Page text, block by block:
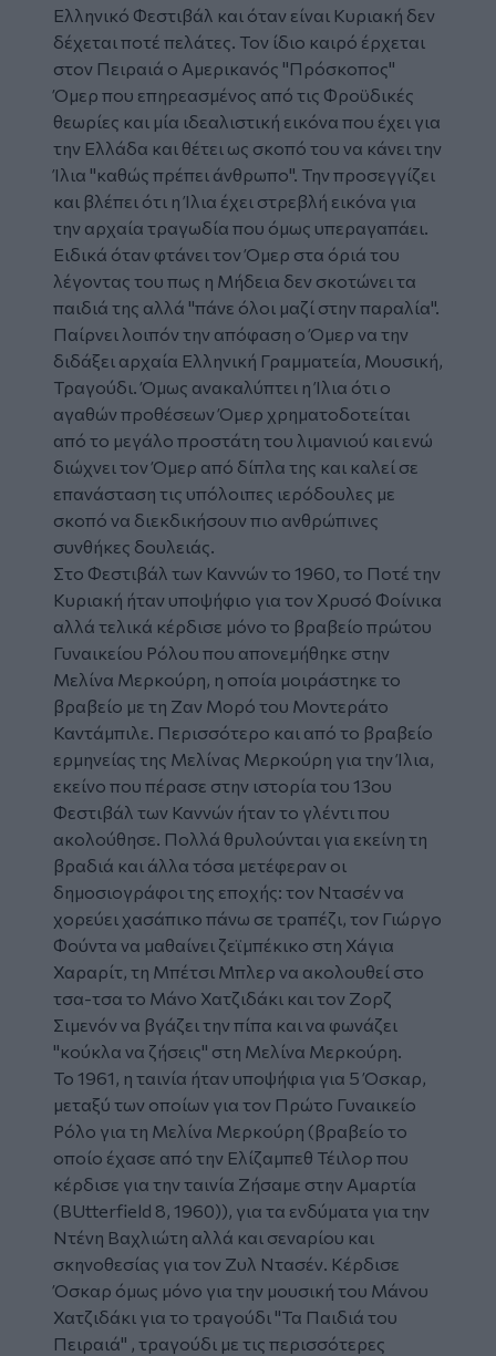
Ελληνικό Φεστιβάλ και όταν είναι Κυριακή δεν
δέχεται ποτέ πελάτες. Τον ίδιο καιρό έρχεται
στον Πειραιά ο Αμερικανός "Πρόσκοπος"
Όμερ που επηρεασμένος από τις Φροϋδικές
θεωρίες και μία ιδεαλιστική εικόνα που έχει για
την Ελλάδα και θέτει ως σκοπό του να κάνει την
Ίλια "καθώς πρέπει άνθρωπο". Την προσεγγίζει
και βλέπει ότι η Ίλια έχει στρεβλή εικόνα για
την αρχαία τραγωδία που όμως υπεραγαπάει.
Ειδικά όταν φτάνει τον Όμερ στα όριά του
λέγοντας του πως η Μήδεια δεν σκοτώνει τα
παιδιά της αλλά "πάνε όλοι μαζί στην παραλία".
Παίρνει λοιπόν την απόφαση ο Όμερ να την
διδάξει αρχαία Ελληνική Γραμματεία, Μουσική,
Τραγούδι. Όμως ανακαλύπτει η Ίλια ότι ο
αγαθών προθέσεων Όμερ χρηματοδοτείται
από το μεγάλο προστάτη του λιμανιού και ενώ
διώχνει τον Όμερ από δίπλα της και καλεί σε
επανάσταση τις υπόλοιπες ιερόδουλες με
σκοπό να διεκδικήσουν πιο ανθρώπινες
συνθήκες δουλειάς.
Στο Φεστιβάλ των Καννών το 1960, το Ποτέ την
Κυριακή ήταν υποψήφιο για τον Χρυσό Φοίνικα
αλλά τελικά κέρδισε μόνο το βραβείο πρώτου
Γυναικείου Ρόλου που απονεμήθηκε στην
Μελίνα Μερκούρη, η οποία μοιράστηκε το
βραβείο με τη Ζαν Μορό του Μοντεράτο
Καντάμπιλε. Περισσότερο και από το βραβείο
ερμηνείας της Μελίνας Μερκούρη για την Ίλια,
εκείνο που πέρασε στην ιστορία του 13ου
Φεστιβάλ των Καννών ήταν το γλέντι που
ακολούθησε. Πολλά θρυλούνται για εκείνη τη
βραδιά και άλλα τόσα μετέφεραν οι
δημοσιογράφοι της εποχής: τον Ντασέν να
χορεύει χασάπικο πάνω σε τραπέζι, τον Γιώργο
Φούντα να μαθαίνει ζεϊμπέκικο στη Χάγια
Χαραρίτ, τη Μπέτσι Μπλερ να ακολουθεί στο
τσα-τσα το Μάνο Χατζιδάκι και τον Ζορζ
Σιμενόν να βγάζει την πίπα και να φωνάζει
"κούκλα να ζήσεις" στη Μελίνα Μερκούρη.
Το 1961, η ταινία ήταν υποψήφια για 5 Όσκαρ,
μεταξύ των οποίων για τον Πρώτο Γυναικείο
Ρόλο για τη Μελίνα Μερκούρη (βραβείο το
οποίο έχασε από την Ελίζαμπεθ Τέιλορ που
κέρδισε για την ταινία Ζήσαμε στην Αμαρτία
(BUtterfield 8, 1960)), για τα ενδύματα για την
Ντένη Βαχλιώτη αλλά και σεναρίου και
σκηνοθεσίας για τον Ζυλ Ντασέν. Κέρδισε
Όσκαρ όμως μόνο για την μουσική του Μάνου
Χατζιδάκι για το τραγούδι "Τα Παιδιά του
Πειραιά" , τραγούδι με τις περισσότερες